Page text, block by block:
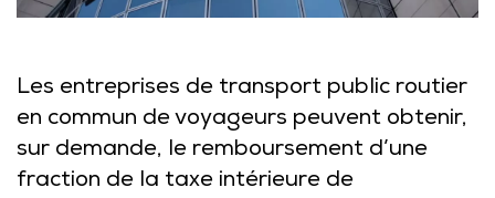
Les entreprises de transport public routier
en commun de voyageurs peuvent obtenir,
sur demande, le remboursement d’une
fraction de la taxe intérieure de